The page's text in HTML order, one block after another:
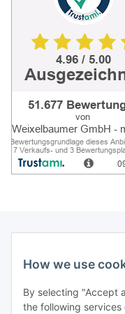
How we use
By selecting "Accept
the following services
Information
Legal